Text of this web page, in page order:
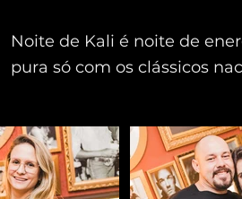
Noite de Kali é noite de
pura só com os clássicos